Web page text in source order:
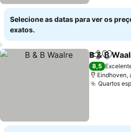
Selecione as datas para ver os
exatos.
Partilhar
B & B
8,5
Eindhoven,
Quartos